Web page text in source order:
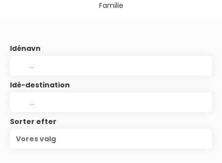
Familie
Idénavn
Idé-destination
Sorter efter
Vores valg